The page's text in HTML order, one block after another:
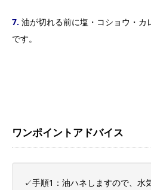
7. 油が切れる前に塩・コショウ・
です。
ワンポイントアドバイス
✓手順1：油ハネしますので、水